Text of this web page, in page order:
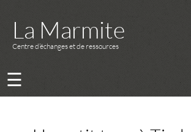
La Marmite
Centre d’échanges et de ressources
☰